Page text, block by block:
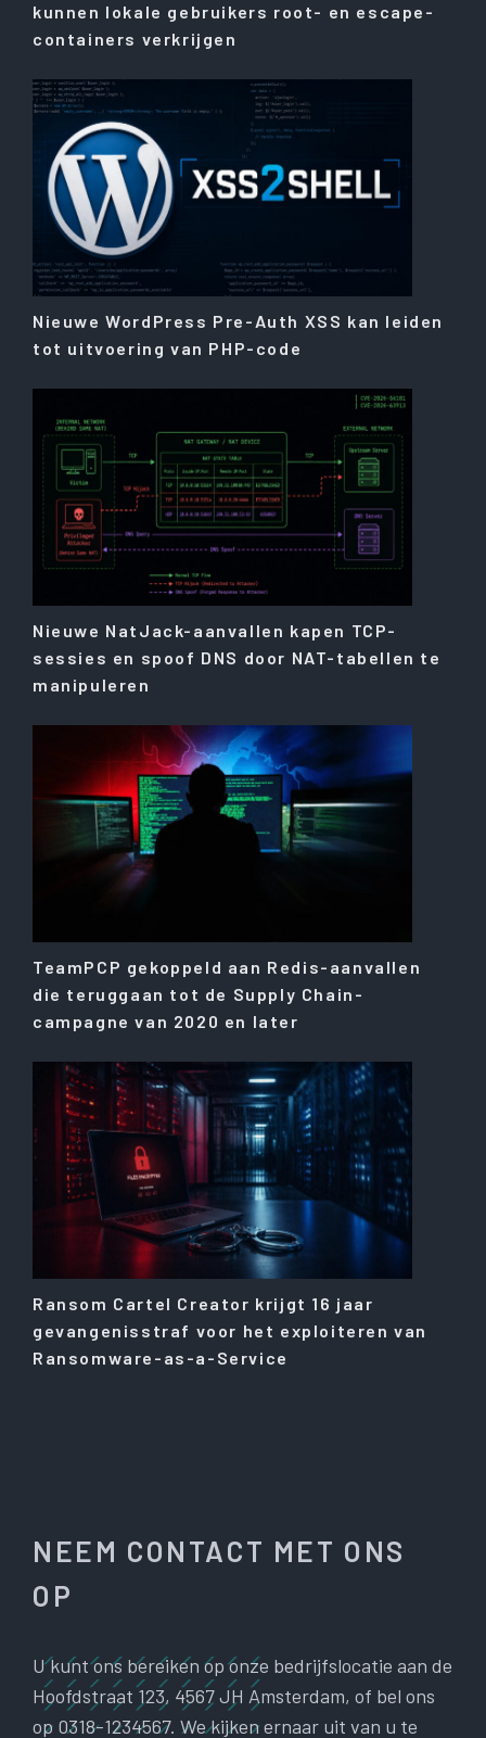
kunnen lokale gebruikers root- en escape-
containers verkrijgen
Nieuwe WordPress Pre-Auth XSS kan leiden
tot uitvoering van PHP-code
Nieuwe NatJack-aanvallen kapen TCP-
sessies en spoof DNS door NAT-tabellen te
manipuleren
TeamPCP gekoppeld aan Redis-aanvallen
die teruggaan tot de Supply Chain-
campagne van 2020 en later
Ransom Cartel Creator krijgt 16 jaar
gevangenisstraf voor het exploiteren van
Ransomware-as-a-Service
NEEM CONTACT MET ONS
OP
U kunt ons bereiken op onze bedrijfslocatie aan de
Hoofdstraat 123, 4567 JH Amsterdam, of bel ons
op 0318-1234567. We kijken ernaar uit van u te